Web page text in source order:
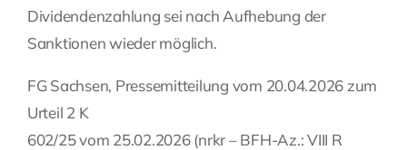
Dividendenzahlung sei nach Aufhebung der
Sanktionen wieder möglich.
FG Sachsen, Pressemitteilung vom 20.04.2026 zum
Urteil 2 K
602/25 vom 25.02.2026 (nrkr – BFH-Az.: VIII R